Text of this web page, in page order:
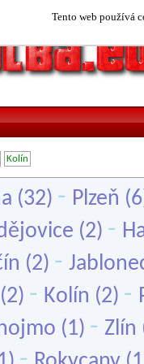
Tento web používá
Kolín
(32) - Plzeň
(2) -
(2) -
(2) - Kolín (2) -
(1) - Zlín